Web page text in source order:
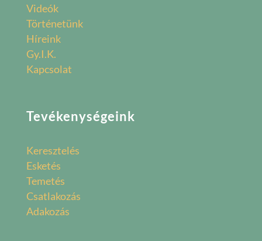
Videók
Történetünk
Híreink
Gy.I.K.
Kapcsolat
Tevékenységeink
Keresztelés
Esketés
Temetés
Csatlakozás
Adakozás